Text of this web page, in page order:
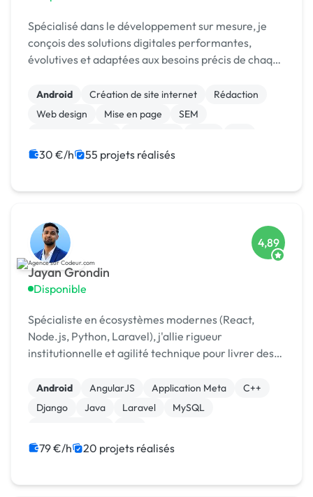
Spécialisé dans le développement sur mesure, je
conçois des solutions digitales performantes,
évolutives et adaptées aux besoins précis de chaque
Android Création de site internet
Rédaction
Web design
Mise en page
SEM
30 €/h 55 projets réalisés
Jayan Grondin
Disponible
4,89
Spécialiste en écosystèmes modernes (React,
Node.js, Python, Laravel), j'allie rigueur
institutionnelle et agilité technique pour livrer des
Android AngularJS Application Meta
C++
Django
Java Laravel
MySQL
79 €/h 20 projets réalisés